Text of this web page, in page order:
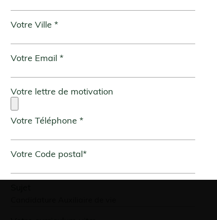
Votre Ville *
Votre Email *
Votre lettre de motivation
Votre Téléphone *
Votre Code postal*